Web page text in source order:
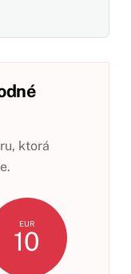
ktorá
EUR
10